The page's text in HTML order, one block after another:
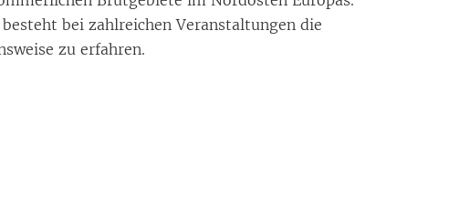
bei zahl­rei­chen Ver­an­stal­tun­gen die
zu er­fah­ren.